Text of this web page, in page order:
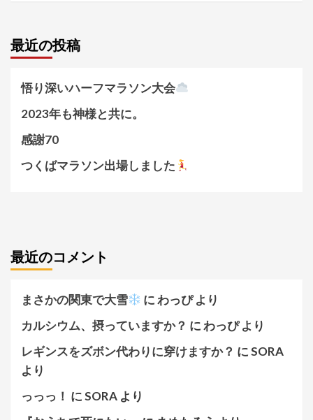
最近の投稿
悟り深いハーフマラソン大会
2023年も神様と共に。
感謝70
つくばマラソン出場しました
最近のコメント
まさかの関東で大雪 に わっぴより
カルシウム、摂っていますか？ に わっぴより
レギンスをズボン代わりに穿けますか？ にSORA
より
っっっ！ にSORA より